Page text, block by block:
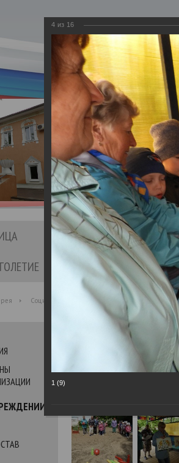
Департамент
Бюджетное
СТРУКТУРА УЧРЕЖДЕНИЯ
ОТЗЫВЫ И
Социальная акция ко Дню защиты детей
Фотогалерея
Социальная акция ко
4 из 16
1 (9)